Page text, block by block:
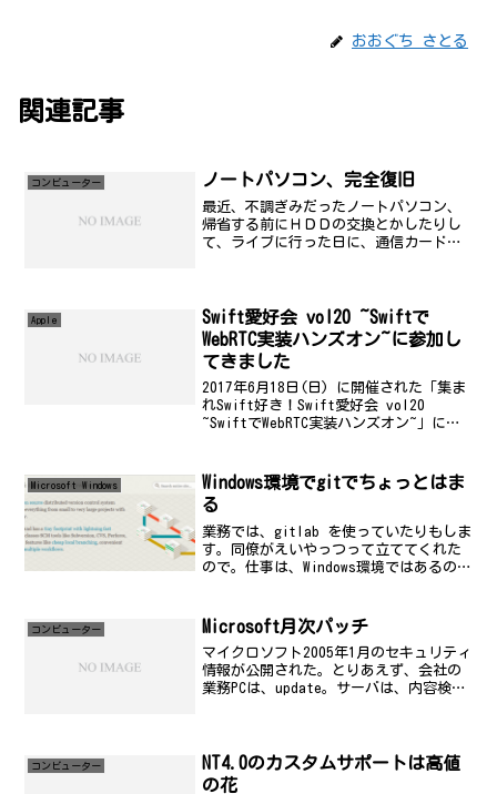
おおぐち さとる
関連記事
コンビューター ノートパソコン、完全復旧
最近、不調ぎみだったノートパソコン、
帰省する前にＨＤＤの交換とかしたりし
て、ライブに行った日に、通信カードも
の壁紙だったんだけど、Ｚ...
Apple
Swift愛好会 vol20 ~Swiftで
WebRTC実装ハンズオン~に参加し
てきました
2017年6月18日(日) に開催された「集ま
れSwift好き！Swift愛好会 vol20
~SwiftでWebRTC実装ハンズオン~」に参
いすぎて面倒だったので、git clone に
て作成^^;;;自分は出遅れたので、ハンズ
オン資料みながら、ひたすらコード確
認、打ち込む or コピペしながらやって
いたら、いつのまにか終わったという。
処理の流れが理解出来る、よくできたハ
Microsoft Windows
Windows環境でgitでちょっとはま
る
業務では、gitlab を使っていたりもしま
す。同僚がえいやっつって立ててくれた
ので。仕事は、Windows環境ではあるので
て、ちょっとはまったのでメ...
コンビューター Microsoft月次パッチ
マイクロソフト2005年1月のセキュリティ
情報が公開された。とりあえず、会社の
業務PCは、update。サーバは、内容検討
コンビューター
NT4.0のカスタムサポートは高値
の花